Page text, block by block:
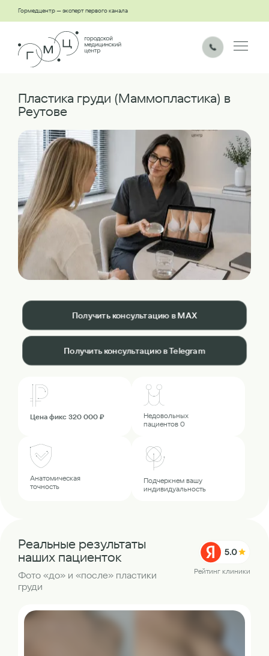
Гормедцентр — эксперт первого канала
Пластика груди (Маммопластика) в
Реутове
Получить консультацию в MAX
Получить консультацию в Telegram
Цена фикс 320 000 ₽
Недовольных
пациентов 0
Анатомическая
точность
Подчеркнем вашу
индивидуальность
Реальные результаты
наших пациенток
Фото «до» и «после» пластики
груди
Рейтинг клиники